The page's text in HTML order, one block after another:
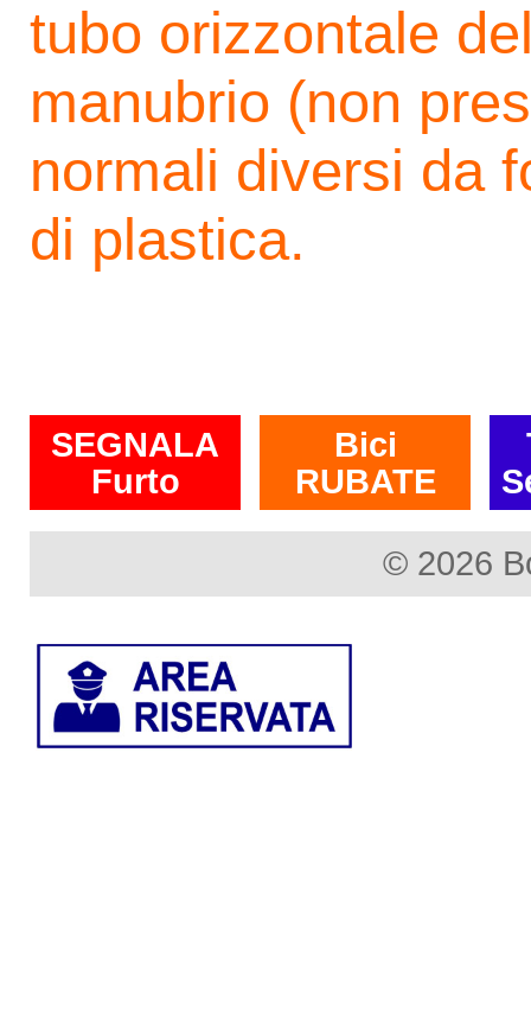
tubo orizzontale
manubrio (non
normali diversi da
di plastica.
SEGNALA
Furto
Bici
RUBATE
© 2026